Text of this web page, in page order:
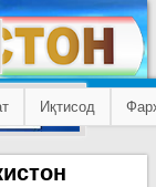
Иқтисод